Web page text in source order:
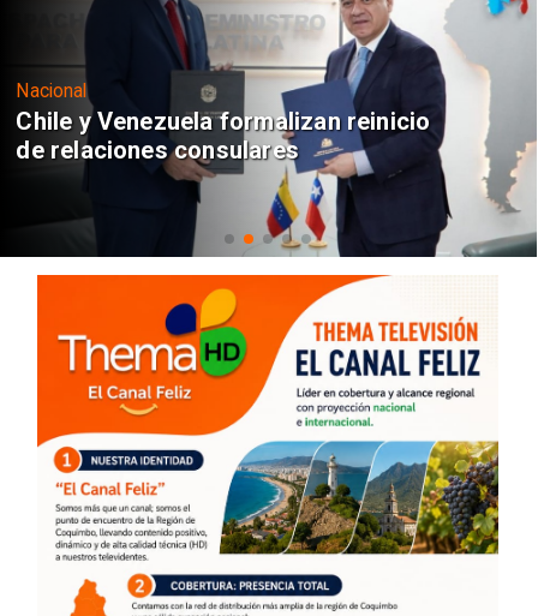
Nacional
Chile y Venezuela formalizan reinicio
de relaciones consulares